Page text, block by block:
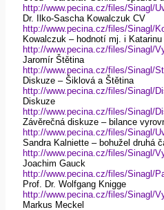
http://www.pecina.cz/files/Sinagl/
Dr. Ilko-Sascha Kowalczuk CV
http://www.pecina.cz/files/Sinagl/
Kowalczuk – hodnotí mj. i Katarinu
http://www.pecina.cz/files/Sinagl/
Jaromír Štětina
http://www.pecina.cz/files/Sinagl/
Diskuze – Šiklová a Štětina
http://www.pecina.cz/files/Sinagl/
Diskuze
http://www.pecina.cz/files/Sinagl/
Závěrečná diskuze – bilance
http://www.pecina.cz/files/Sinagl/
Sandra Kalniette – bohužel druhá
http://www.pecina.cz/files/Sinagl/
Joachim Gauck
http://www.pecina.cz/files/Sinagl/
Prof. Dr. Wolfgang Knigge
http://www.pecina.cz/files/Sinagl/
Markus Meckel